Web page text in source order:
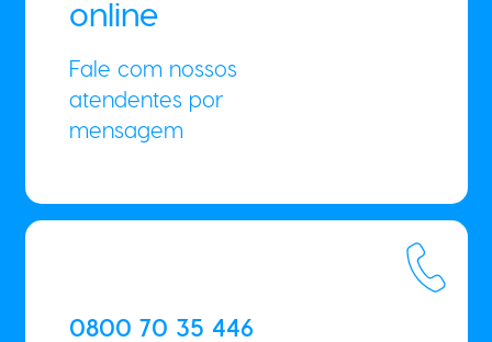
online
Fale com nossos
atendentes por
mensagem
0800 70 35 446